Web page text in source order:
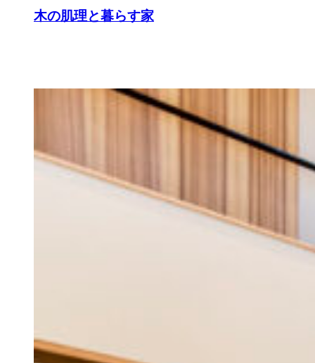
木の肌理と暮らす家